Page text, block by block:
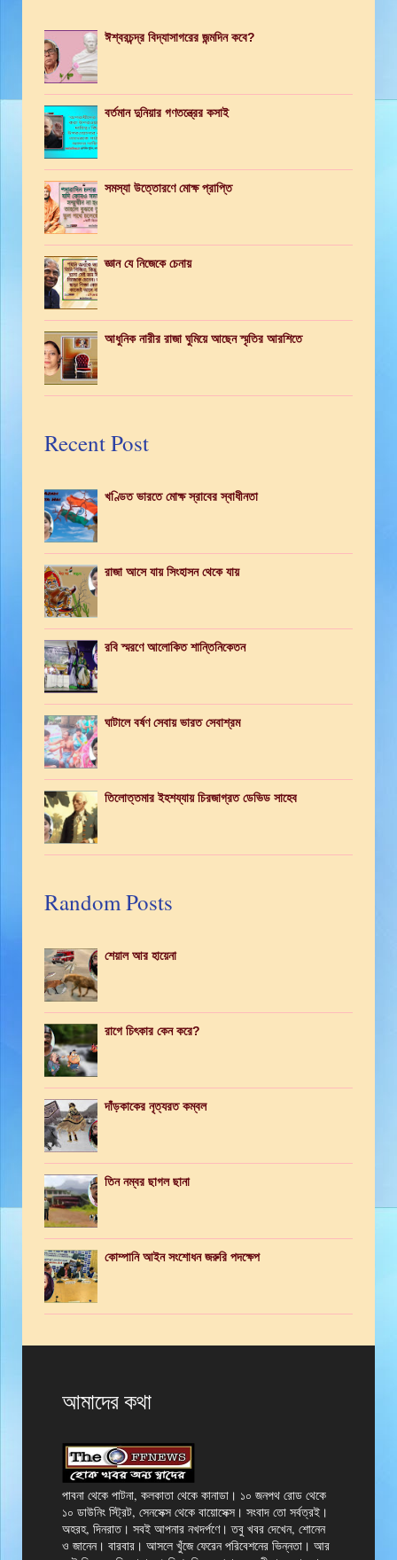
ঈশ্বরচন্দ্র বিদ্যাসাগরের জন্মদিন কবে?
বর্তমান দুনিয়ার গণতন্ত্রের কসাই
সমস্যা উত্তোরণে মোক্ষ প্রাপ্তি
জ্ঞান যে নিজেকে চেনায়
আধুনিক নারীর রাজা ঘুমিয়ে আছেন স্মৃতির আরশিতে
Recent Post
খণ্ডিত ভারতে মোক্ষ স্রাবের স্বাধীনতা
রাজা আসে যায় সিংহাসন থেকে যায়
রবি স্মরণে আলোকিত শান্তিনিকেতন
ঘাটালে বর্ষণ সেবায় ভারত সেবাশ্রম
তিলোত্তমার ইহশয্যায় চিরজাগ্রত ডেভিড সাহেব
Random Posts
শেয়াল আর হায়েনা
রাগে চিৎকার কেন করে?
দাঁড়কাকের নৃত্যরত কম্বল
তিন নম্বর ছাগল ছানা
কোম্পানি আইন সংশোধন জরুরি পদক্ষেপ
আমাদের কথা
পাবনা থেকে পাটনা, কলকাতা থেকে কানাডা। ১০ জনপথ রোড থেকে
১০ ডাউনিং স্ট্রিট, সেনসেক্স থেকে বায়োসেক্স। সংবাদ তো সর্বত্রই।
অহরহ, দিনরাত। সবই আপনার নখদর্পণে। তবু খবর দেখেন, শোনেন
ও জানেন। বারবার। আসলে খুঁজে ফেরেন পরিবেশনের ভিন্নতা। আর